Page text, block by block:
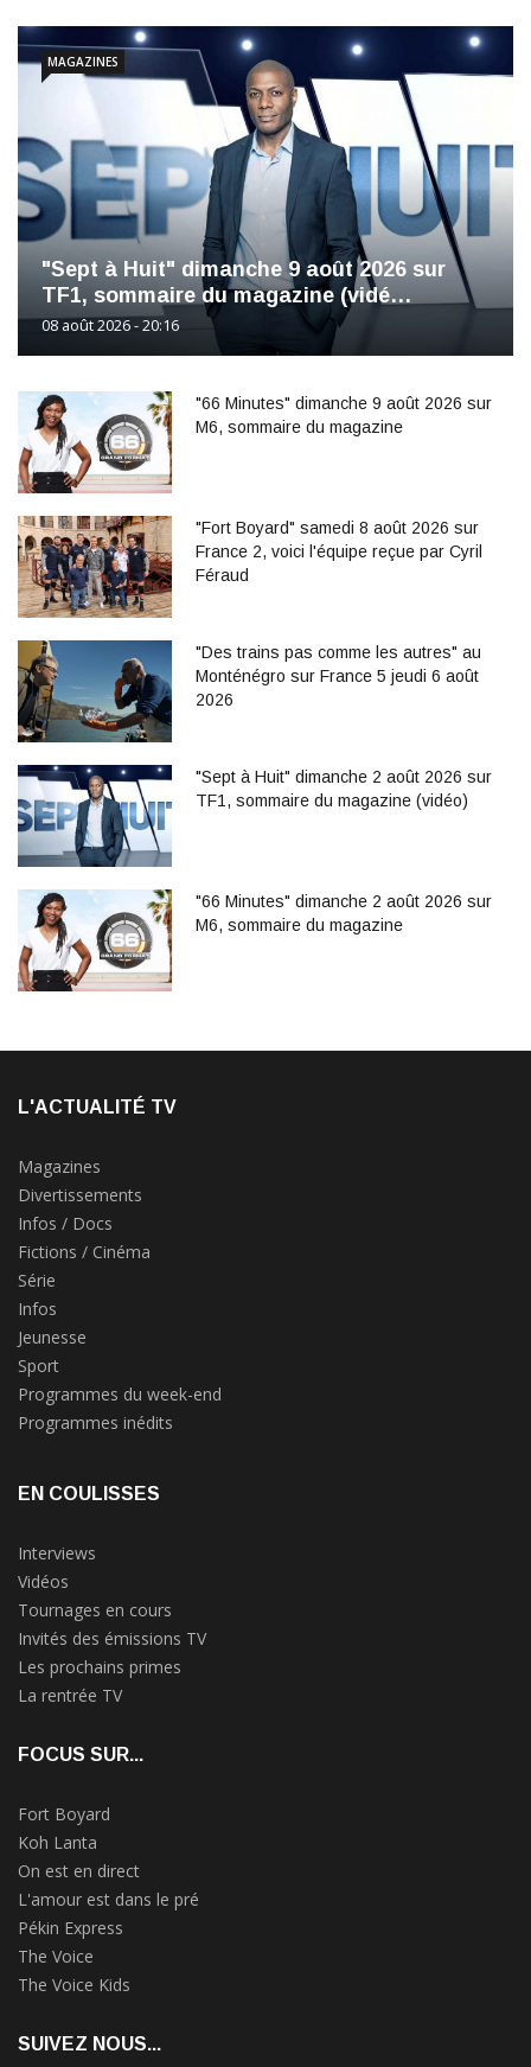
"Sept à Huit" dimanche 9 août 2026 sur
TF1, sommaire du magazine (vidé…
08 août 2026 - 20:16
MAGAZINES
"66 Minutes" dimanche 9 août 2026 sur
M6, sommaire du magazine
"Fort Boyard" samedi 8 août 2026 sur
France 2, voici l'équipe reçue par Cyril
Féraud
"Des trains pas comme les autres" au
Monténégro sur France 5 jeudi 6 août
2026
"Sept à Huit" dimanche 2 août 2026 sur
TF1, sommaire du magazine (vidéo)
"66 Minutes" dimanche 2 août 2026 sur
M6, sommaire du magazine
L'ACTUALITÉ TV
Magazines
Divertissements
Infos / Docs
Fictions / Cinéma
Série
Infos
Jeunesse
Sport
Programmes du week-end
Programmes inédits
EN COULISSES
Interviews
Vidéos
Tournages en cours
Invités des émissions TV
Les prochains primes
La rentrée TV
FOCUS SUR...
Fort Boyard
Koh Lanta
On est en direct
L'amour est dans le pré
Pékin Express
The Voice
The Voice Kids
SUIVEZ NOUS...